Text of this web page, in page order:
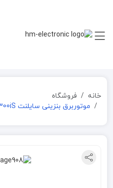
خانه
فروشگاه
موتوربرق بنزینی سایلنت GR2300iS لانسین 2.3kw